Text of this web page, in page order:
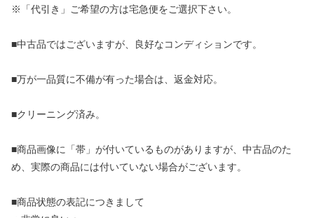
※「代引き」ご希望の方は宅急便をご選択下さい。
■中古品ではございますが、良好なコンディションです。
■万が一品質に不備が有った場合は、返金対応。
■クリーニング済み。
■商品画像に「帯」が付いているものがありますが、中古品のた
め、実際の商品には付いていない場合がございます。
■商品状態の表記につきまして